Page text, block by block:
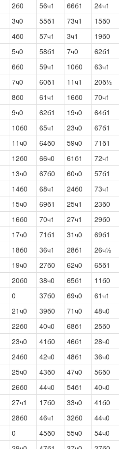
2б0 56ч1 66б1 24ч1
3ч0 55б1 73ч1 15б0
4б0 57ч1 3ч1 19б0
5ч0 58б1 7ч0 62б1
6б0 59ч1 10б0 63ч1
7ч0 60б1 11ч1 20б½
8б0 61ч1 16б0 70ч1
9ч0 62б1 19ч0 64б1
10б0 65ч1 23ч0 67б1
11ч0 64б0 59ч0 71б1
12б0 66ч0 61б1 72ч1
13ч0 67б0 60ч0 57б1
14б0 68ч1 24б0 73ч1
15ч0 69б1 25ч1 23б0
16б0 70ч1 27ч1 29б0
17ч0 71б1 31ч0 69б1
18б0 36ч1 28б1 26ч½
19ч0 27б0 62ч0 65б1
20б0 38ч0 65б1 11б0
0 37б0 69ч0 61ч1
21ч0 39б0 71ч0 48ч0
22б0 40ч0 68б1 25б0
23ч0 41б0 46б1 28ч0
24б0 42ч0 48б1 36ч0
25ч0 43б0 47ч0 56б0
26б0 44ч0 54б1 40ч0
27ч1 17б0 33ч0 41б0
28б0 46ч1 32б0 44ч0
0 45б0 55ч0 54ч0